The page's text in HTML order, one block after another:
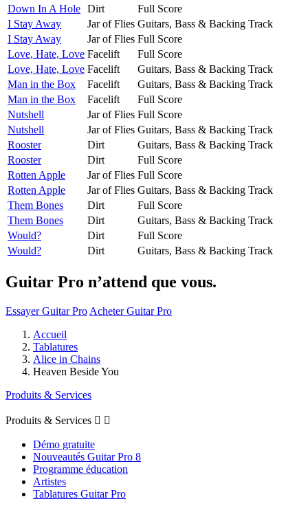
Down In A Hole Dirt
Full Score
I Stay Away
Jar of Flies Guitars, Bass & Backing Track
I Stay Away
Jar of Flies Full Score
Love, Hate, Love Facelift
Full Score
Love, Hate, Love Facelift
Guitars, Bass & Backing Track
Man in the Box
Facelift
Guitars, Bass & Backing Track
Man in the Box
Facelift
Full Score
Nutshell
Jar of Flies Full Score
Nutshell
Jar of Flies Guitars, Bass & Backing Track
Rooster
Dirt
Guitars, Bass & Backing Track
Rooster
Dirt
Full Score
Rotten Apple
Jar of Flies Full Score
Rotten Apple
Jar of Flies Guitars, Bass & Backing Track
Them Bones
Dirt
Full Score
Them Bones
Dirt
Guitars, Bass & Backing Track
Would?
Dirt
Full Score
Would?
Dirt Guitars, Bass & Backing Track
Guitar Pro n’attend que vous.
Essayer Guitar Pro Acheter Guitar Pro
Accueil
Tablatures
Alice in Chains
Heaven Beside You
Produits & Services
Produits & Services  
Démo gratuite
Nouveautés Guitar Pro 8
Programme éducation
Artistes
Tablatures Guitar Pro